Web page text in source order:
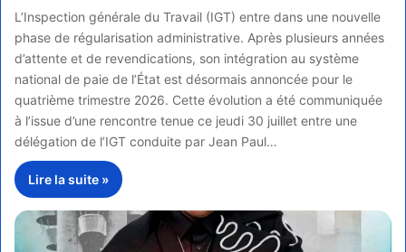
L’Inspection générale du Travail (IGT) entre dans une nouvelle
phase de régularisation administrative. Après plusieurs années
d’attente et de revendications, son intégration au système
national de paie de l’État est désormais annoncée pour le
quatrième trimestre 2026. Cette évolution a été communiquée
à l’issue d’une rencontre tenue ce jeudi 30 juillet entre une
délégation de l’IGT conduite par Jean Paul…
Lire la suite »